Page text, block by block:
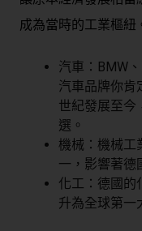
成為當時的工業樞紐
汽車：BMW
汽車品牌你肯
世紀發展至今
選。
機械：機械工
一，影響著德
化工：德國的
升為全球第一